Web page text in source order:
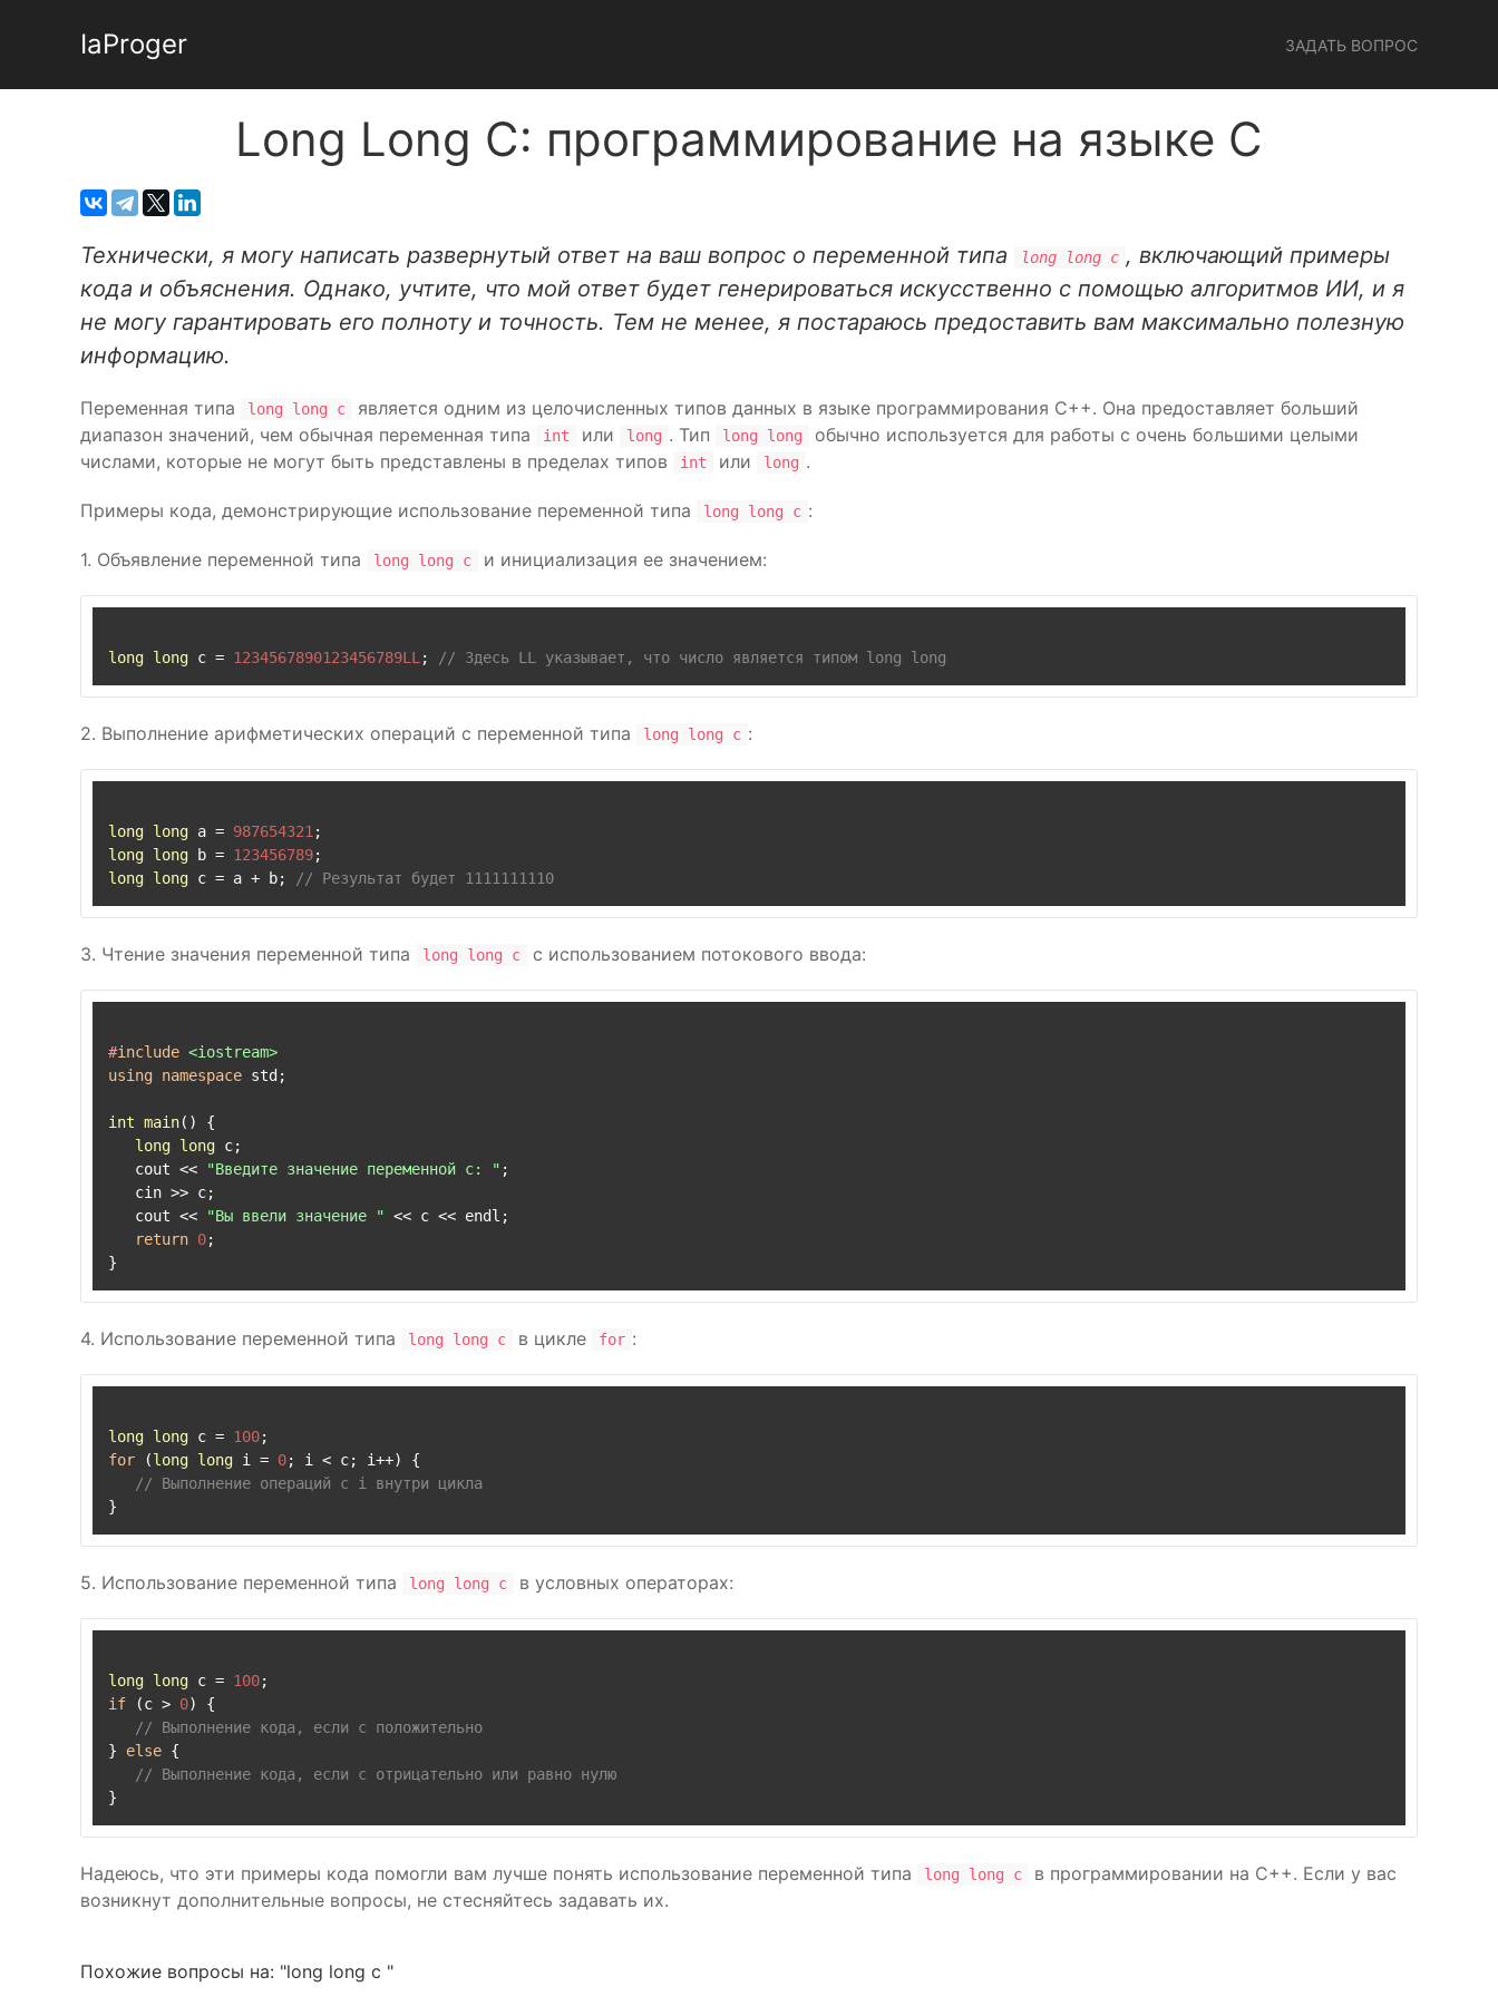
IaProger ЗАДАТЬ ВОПРОС
Long Long C: программирование на языке C
Технически, я могу написать развернутый ответ на ваш вопрос о переменной типа long long c , включающий примеры
кода и объяснения. Однако, учтите, что мой ответ будет генерироваться искусственно с помощью алгоритмов ИИ, и я
не могу гарантировать его полноту и точность. Тем не менее, я постараюсь предоставить вам максимально полезную
информацию.
Переменная типа long long c
является одним из целочисленных типов данных в языке программирования C++. Она предоставляет больший
диапазон значений, чем обычная переменная типа
int или long . Тип long long
обычно используется для работы с очень большими целыми
числами, которые не могут быть представлены в пределах типов
int или long .
Примеры кода, демонстрирующие использование переменной типа long long c :
1. Объявление переменной типа long long c и инициализация ее значением:
long long c = 1234567890123456789LL ; // Здесь LL указывает, что число является типом long long
2. Выполнение арифметических операций с переменной типа long long c :
long long a = 987654321
long long b = 123456789
long long c = a + b; // Результат будет 1111111110
3. Чтение значения переменной типа long long c с использованием потокового ввода:
#include <iostream>
using namespace std;
int main()
{
long long c;
   cout <<
"Введите значение переменной c: " ;
   cin >> c;
   cout <<
"Вы ввели значение " << c << endl;
return 0;
4. Использование переменной типа long long c в цикле for :
long long c = 100
for (long long i = 0; i < c; i++) {
// Выполнение операций с i внутри цикла
5. Использование переменной типа long long c в условных операторах:
long long c = 100
if (c > 0) {
// Выполнение кода, если c положительно
} else {
// Выполнение кода, если c отрицательно или равно нулю
Надеюсь, что эти примеры кода помогли вам лучше понять использование переменной типа long long c
в программировании на C++. Если у вас
возникнут дополнительные вопросы, не стесняйтесь задавать их.
Похожие вопросы на: "long long c "